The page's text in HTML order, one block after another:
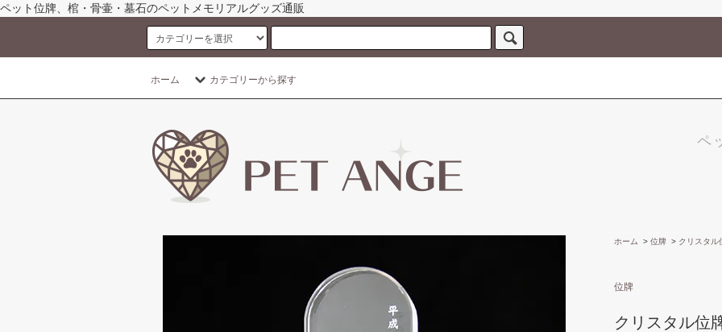
ペット位牌、棺・骨壷・墓石のペットメモリアルグッズ通販
ホーム カテゴリーから探す
ペ
ホーム > 位牌 > クリスタル
位牌
クリスタル位